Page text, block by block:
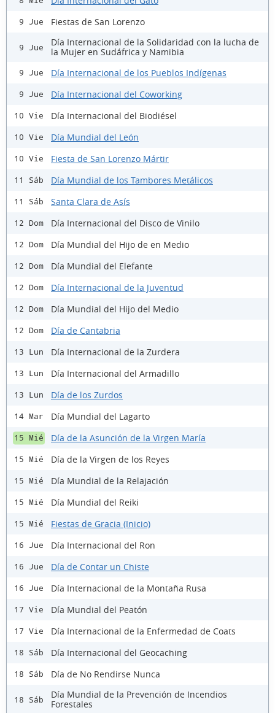
9 Jue Fiestas de San Lorenzo
9 Jue
Día Internacional de la Solidaridad con la lucha de
la Mujer en Sudáfrica y Namibia
9 Jue Día Internacional de los Pueblos Indígenas
9 Jue Día Internacional del Coworking
10 Vie Día Internacional del Biodiésel
10 Vie Día Mundial del León
10 Vie Fiesta de San Lorenzo Mártir
11 Sáb Día Mundial de los Tambores Metálicos
11 Sáb Santa Clara de Asís
12 Dom Día Internacional del Disco de Vinilo
12 Dom Día Mundial del Hijo de en Medio
12 Dom Día Mundial del Elefante
12 Dom Día Internacional de la Juventud
12 Dom Día Mundial del Hijo del Medio
12 Dom Día de Cantabria
13 Lun Día Internacional de la Zurdera
13 Lun Día Internacional del Armadillo
13 Lun Día de los Zurdos
14 Mar Día Mundial del Lagarto
15 Mié Día de la Asunción de la Virgen María
15 Mié Día de la Virgen de los Reyes
15 Mié Día Mundial de la Relajación
15 Mié Día Mundial del Reiki
15 Mié Fiestas de Gracia (Inicio)
16 Jue Día Internacional del Ron
16 Jue Día de Contar un Chiste
16 Jue Día Internacional de la Montaña Rusa
17 Vie Día Mundial del Peatón
17 Vie Día Internacional de la Enfermedad de Coats
18 Sáb Día Internacional del Geocaching
18 Sáb Día de No Rendirse Nunca
18 Sáb
Día Mundial de la Prevención de Incendios
Forestales